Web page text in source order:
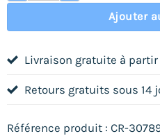
Ajouter
Livraison gratuite à partir
Retours gratuits sous 14
Référence produit : CR-